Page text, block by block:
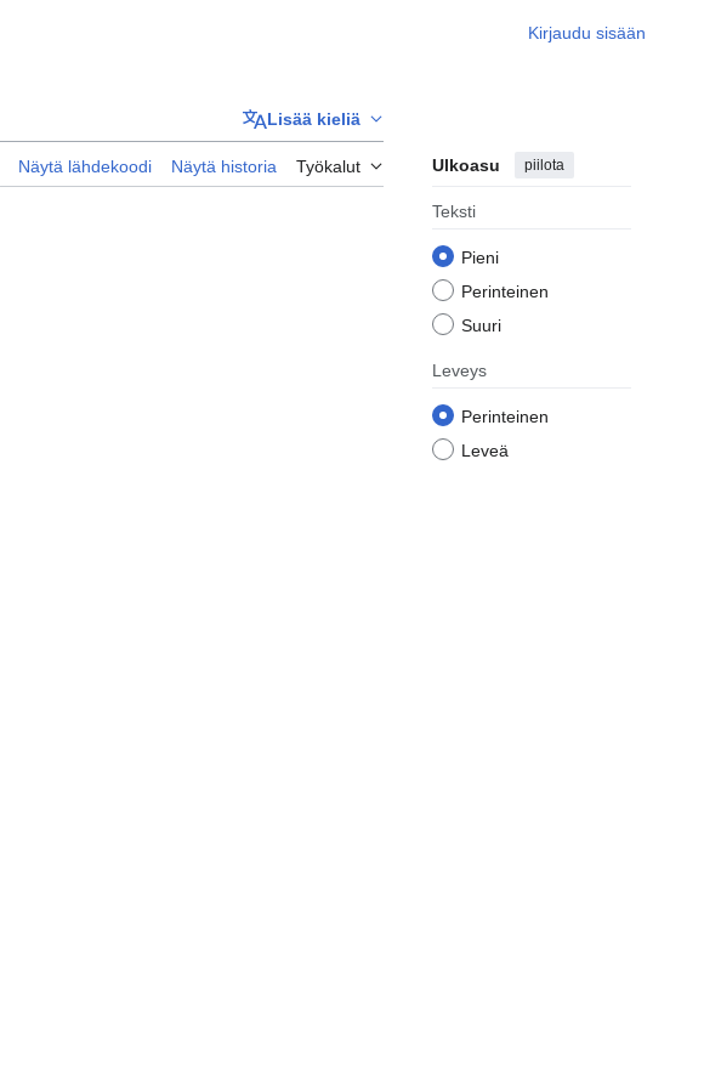
Kirjaudu sisään
Lisää kieliä
Näytä lähdekoodi Näytä historia Työkalut Ulkoasu piilota
Teksti
Pieni
Perinteinen
Suuri
Leveys
Perinteinen
Leveä